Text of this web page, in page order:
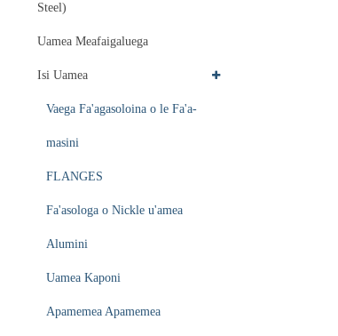
Steel)
Uamea Meafaigaluega
Isi Uamea
Vaega Fa'agasoloina o le Fa'a-
masini
FLANGES
Fa'asologa o Nickle u'amea
Alumini
Uamea Kaponi
Apamemea Apamemea